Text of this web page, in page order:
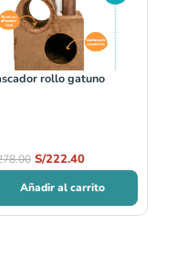
rollo gatuno
S/222.40
Añadir al carrito